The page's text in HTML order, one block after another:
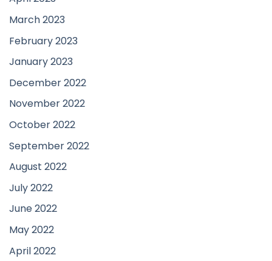
March 2023
February 2023
January 2023
December 2022
November 2022
October 2022
September 2022
August 2022
July 2022
June 2022
May 2022
April 2022